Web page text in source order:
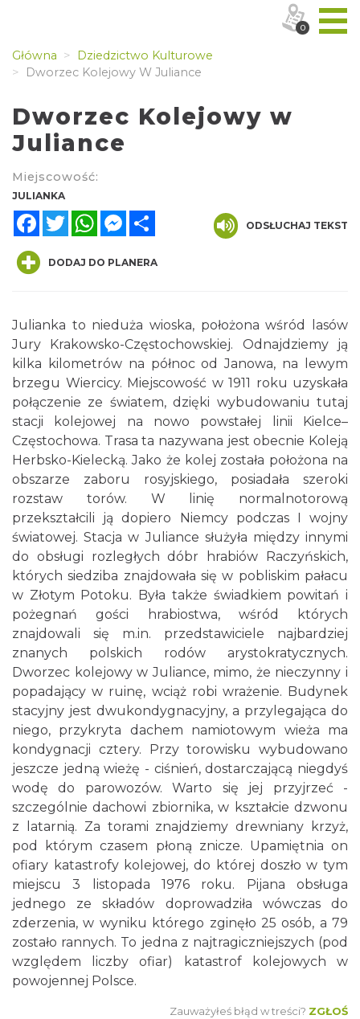
Główna
Dziedzictwo Kulturowe
Dworzec Kolejowy W Juliance
Dworzec Kolejowy w
Juliance
Miejscowość:
JULIANKA
FacebookTwitterWhatsAppMessenger
ODSŁUCHAJ TEKST
DODAJ DO PLANERA
Julianka to nieduża wioska, położona wśród lasów
Jury Krakowsko-Częstochowskiej. Odnajdziemy ją
kilka kilometrów na północ od Janowa, na lewym
brzegu Wiercicy. Miejscowość w 1911 roku uzyskała
połączenie ze światem, dzięki wybudowaniu tutaj
stacji kolejowej na nowo powstałej linii Kielce–
Częstochowa. Trasa ta nazywana jest obecnie Koleją
Herbsko-Kielecką. Jako że kolej została położona na
obszarze zaboru rosyjskiego, posiadała szeroki
rozstaw torów. W linię normalnotorową
przekształcili ją dopiero Niemcy podczas I wojny
światowej. Stacja w Juliance służyła między innymi
do obsługi rozległych dóbr hrabiów Raczyńskich,
których siedziba znajdowała się w pobliskim pałacu
w Złotym Potoku. Była także świadkiem powitań i
pożegnań gości hrabiostwa, wśród których
znajdowali się m.in. przedstawiciele najbardziej
znanych polskich rodów arystokratycznych.
Dworzec kolejowy w Juliance, mimo, że nieczynny i
popadający w ruinę, wciąż robi wrażenie. Budynek
stacyjny jest dwukondygnacyjny, a przylegająca do
niego, przykryta dachem namiotowym wieża ma
kondygnacji cztery. Przy torowisku wybudowano
jeszcze jedną wieżę - ciśnień, dostarczającą niegdyś
wodę do parowozów. Warto się jej przyjrzeć -
szczególnie dachowi zbiornika, w kształcie dzwonu
z latarnią. Za torami znajdziemy drewniany krzyż,
pod którym czasem płoną znicze. Upamiętnia on
ofiary katastrofy kolejowej, do której doszło w tym
miejscu 3 listopada 1976 roku. Pijana obsługa
jednego ze składów doprowadziła wówczas do
zderzenia, w wyniku którego zginęło 25 osób, a 79
zostało rannych. To jedna z najtragiczniejszych (pod
względem liczby ofiar) katastrof kolejowych w
powojennej Polsce.
Zauważyłeś błąd w treści? ZGŁOŚ
0